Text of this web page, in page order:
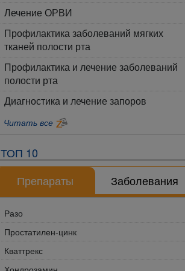
Лечение ОРВИ
Профилактика заболеваний мягких
тканей полости рта
Профилактика и лечение заболеваний
полости рта
Диагностика и лечение запоров
Читать все
ТОП 10
Препараты
Заболевания
Разо
Простатилен-цинк
Кваттрекс